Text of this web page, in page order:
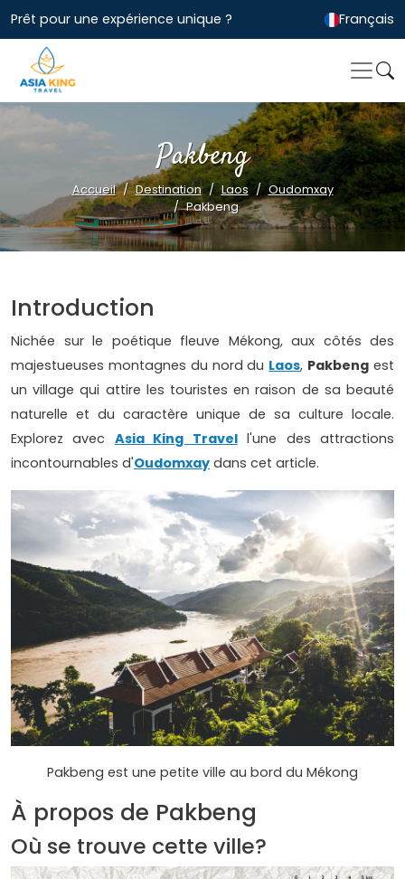
Prêt pour une expérience unique ? Français
Pakbeng
Accueil Destination Laos
Oudomxay
Pakbeng
Introduction
Nichée sur le poétique fleuve Mékong, aux côtés des
majestueuses montagnes du nord du Laos, Pakbeng est
un village qui attire les touristes en raison de sa beauté
naturelle et du caractère unique de sa culture locale.
Explorez avec Asia King Travell'une des attractions
incontournables d'Oudomxay dans cet article.
Pakbeng est une petite ville au bord du Mékong
À propos de Pakbeng
Où se trouve cette ville?